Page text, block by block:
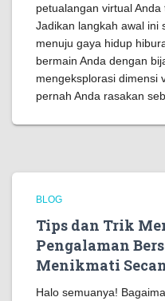
petualangan virtual
Jadikan langkah awal ini
menuju gaya hidup
bermain Anda dengan
mengeksplorasi dimensi
pernah Anda rasakan
BLOG
Tips dan Trik
Pengalaman
Menikmati
Halo semuanya!